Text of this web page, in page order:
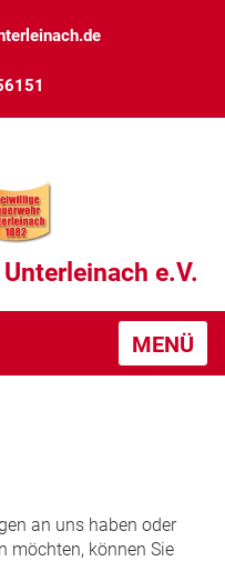
e.V.
MENÜ
an uns haben oder
möchten, können Sie